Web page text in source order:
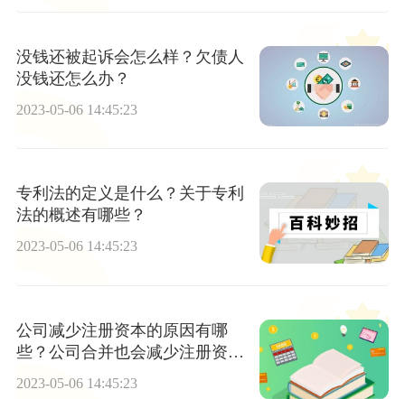
没钱还被起诉会怎么样？欠债人
没钱还怎么办？
2023-05-06 14:45:23
专利法的定义是什么？关于专利
法的概述有哪些？
2023-05-06 14:45:23
公司减少注册资本的原因有哪
些？公司合并也会减少注册资本
2023-05-06 14:45:23